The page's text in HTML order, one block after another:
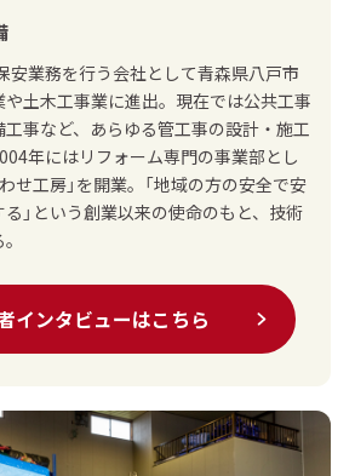
安業務を行う会社として青森県八戸市
土木工事業に進出。現在では公共工事
事など、あらゆる管工事の設計・施工
年にはリフォーム専門の事業部とし
せ工房」を開業。「地域の方の安全で安
」という創業以来の使命のもと、技術
インタビューはこちら